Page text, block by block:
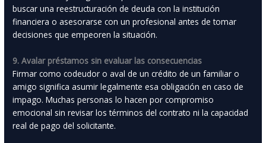
buscar una reestructuración de deuda con la institución
financiera o asesorarse con un profesional antes de tomar
decisiones que empeoren la situación.
9. Avalar préstamos sin evaluar las consecuencias
Firmar como codeudor o aval de un crédito de un familiar o
amigo significa asumir legalmente esa obligación en caso de
impago. Muchas personas lo hacen por compromiso
emocional sin revisar los términos del contrato ni la capacidad
real de pago del solicitante.